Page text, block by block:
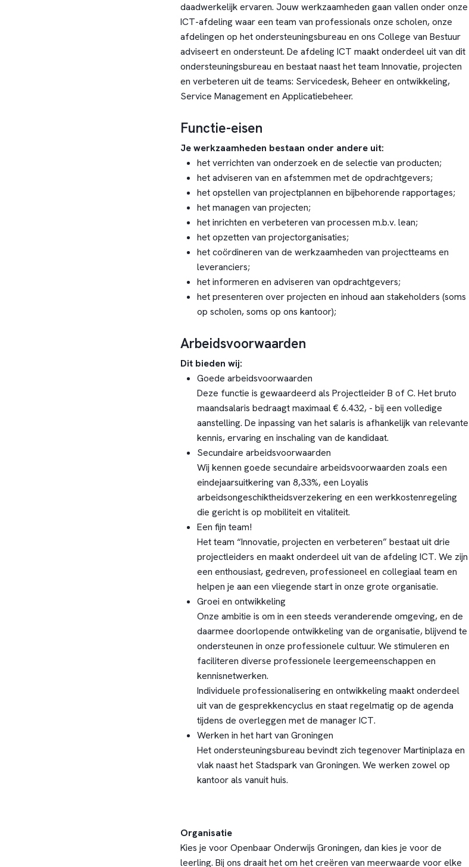
daadwerkelijk ervaren. Jouw werkzaamheden gaan vallen onder onze
ICT-afdeling waar een team van professionals onze scholen, onze
afdelingen op het ondersteuningsbureau en ons College van Bestuur
adviseert en ondersteunt. De afdeling ICT maakt onderdeel uit van dit
ondersteuningsbureau en bestaat naast het team Innovatie, projecten
en verbeteren uit de teams: Servicedesk, Beheer en ontwikkeling,
Service Management en Applicatiebeheer.
Functie-eisen
Je werkzaamheden bestaan onder andere uit:
het verrichten van onderzoek en de selectie van producten;
het adviseren van en afstemmen met de opdrachtgevers;
het opstellen van projectplannen en bijbehorende rapportages;
het managen van projecten;
het inrichten en verbeteren van processen m.b.v. lean;
het opzetten van projectorganisaties;
het coördineren van de werkzaamheden van projectteams en
leveranciers;
het informeren en adviseren van opdrachtgevers;
het presenteren over projecten en inhoud aan stakeholders (soms
op scholen, soms op ons kantoor);
Arbeidsvoorwaarden
Dit bieden wij:
Goede arbeidsvoorwaarden
Deze functie is gewaardeerd als Projectleider B of C. Het bruto
maandsalaris bedraagt maximaal € 6.432, - bij een volledige
aanstelling. De inpassing van het salaris is afhankelijk van relevante
kennis, ervaring en inschaling van de kandidaat.
Secundaire arbeidsvoorwaarden
Wij kennen goede secundaire arbeidsvoorwaarden zoals een
eindejaarsuitkering van 8,33%, een Loyalis
arbeidsongeschiktheidsverzekering en een werkkostenregeling
die gericht is op mobiliteit en vitaliteit.
Een fijn team!
Het team “Innovatie, projecten en verbeteren” bestaat uit drie
projectleiders en maakt onderdeel uit van de afdeling ICT. We zijn
een enthousiast, gedreven, professioneel en collegiaal team en
helpen je aan een vliegende start in onze grote organisatie.
Groei en ontwikkeling
Onze ambitie is om in een steeds veranderende omgeving, en de
daarmee doorlopende ontwikkeling van de organisatie, blijvend te
ondersteunen in onze professionele cultuur. We stimuleren en
faciliteren diverse professionele leergemeenschappen en
kennisnetwerken.
Individuele professionalisering en ontwikkeling maakt onderdeel
uit van de gesprekkencyclus en staat regelmatig op de agenda
tijdens de overleggen met de manager ICT.
Werken in het hart van Groningen
Het ondersteuningsbureau bevindt zich tegenover Martiniplaza en
vlak naast het Stadspark van Groningen. We werken zowel op
kantoor als vanuit huis.
Organisatie
Kies je voor Openbaar Onderwijs Groningen, dan kies je voor de
leerling. Bij ons draait het om het creëren van meerwaarde voor elke